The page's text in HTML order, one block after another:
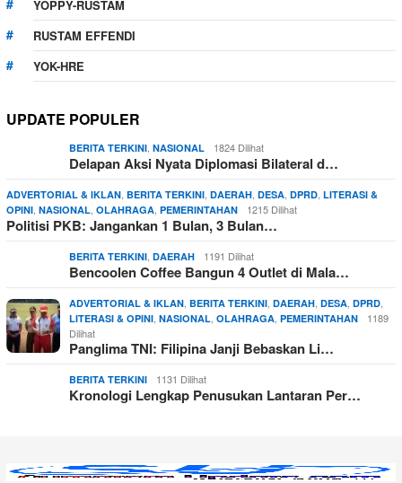
YOPPY-RUSTAM
RUSTAM EFFENDI
YOK-HRE
UPDATE POPULER
BERITA TERKINI NASIONAL 1824 Dilihat
Delapan Aksi Nyata Diplomasi Bilateral d…
ADVERTORIAL & IKLAN BERITA TERKINI DAERAH DESA DPRD LITERASI &
OPINI NASIONAL OLAHRAGA PEMERINTAHAN 1215 Dilihat
Politisi PKB: Jangankan 1 Bulan, 3 Bulan…
BERITA TERKINI DAERAH 1191 Dilihat
Bencoolen Coffee Bangun 4 Outlet di Mala…
ADVERTORIAL & IKLAN BERITA TERKINI DAERAH DESA DPRD
LITERASI & OPINI NASIONAL OLAHRAGA PEMERINTAHAN
1189
Dilihat
Panglima TNI: Filipina Janji Bebaskan Li…
BERITA TERKINI 1131 Dilihat
Kronologi Lengkap Penusukan Lantaran Per…